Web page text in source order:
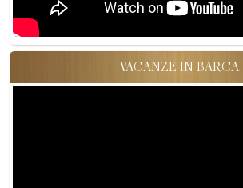
VACANZE IN BARCA